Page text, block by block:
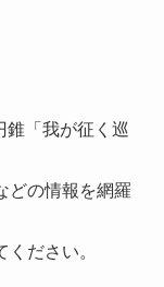
錐「我が征く巡
どの情報を網羅
ださい。